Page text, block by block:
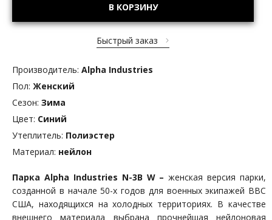
В КОРЗИНУ
Быстрый заказ
Производитель: Alpha Industries
Пол: Женский
Сезон: Зима
Цвет: Синий
Утеплитель: Полиэстер
Материал: нейлон
Парка Alpha Industries N-3B W –женская версия парки,
созданной в начале 50-х годов для военных экипажей ВВС
США, находящихся на холодных территориях. В качестве
внешнего материала выбрана прочнейшая нейлоновая